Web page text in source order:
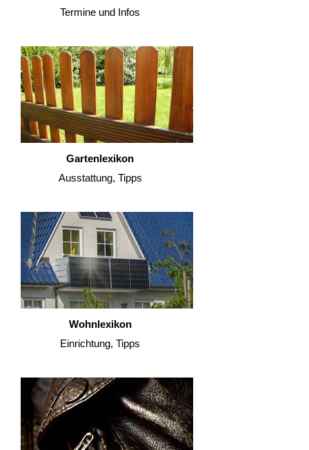
Termine und Infos
Gartenlexikon
Ausstattung, Tipps
Wohnlexikon
Einrichtung, Tipps